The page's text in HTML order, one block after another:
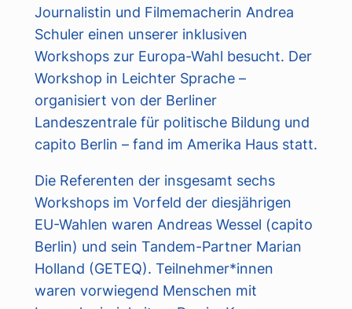
Journalistin und Filmemacherin Andrea
Schuler einen unserer inklusiven
Workshops zur Europa-Wahl besucht. Der
Workshop in Leichter Sprache –
organisiert von der Berliner
Landeszentrale für politische Bildung und
capito Berlin – fand im Amerika Haus statt.
Die Referenten der insgesamt sechs
Workshops im Vorfeld der diesjährigen
EU-Wahlen waren Andreas Wessel (capito
Berlin) und sein Tandem-Partner Marian
Holland (GETEQ). Teilnehmer*innen
waren vorwiegend Menschen mit